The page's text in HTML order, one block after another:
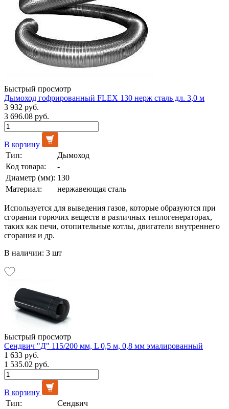
Быстрый просмотр
Дымоход гофрированный FLEX 130 нерж сталь дл. 3,0 м
3 932 руб.
3 696.08 руб.
В корзину
Тип:
Дымоход
Код товара:
-
Диаметр (мм): 130
Материал:
нержавеющая сталь
Используется для выведения газов, которые образуются при
сгорании горючих веществ в различных теплогенераторах,
таких как печи, отопительные котлы, двигатели внутреннего
сгорания и др.
В наличии: 3 шт
Быстрый просмотр
Сендвич "Д" 115/200 мм, L 0,5 м, 0,8 мм эмалированный
1 633 руб.
1 535.02 руб.
В корзину
Тип:
Сендвич